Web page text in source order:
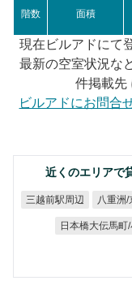
階数 面積
現在ビルアドにて
最新の空室状況な
件掲載先
ビルアドにお問合
近くのエリアで
三越前駅周辺 八重洲/
日本橋大伝馬町